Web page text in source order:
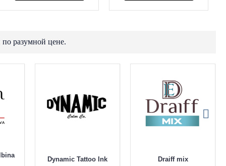
по разумной цене.
Dynamic Tattoo Ink Draiff mix